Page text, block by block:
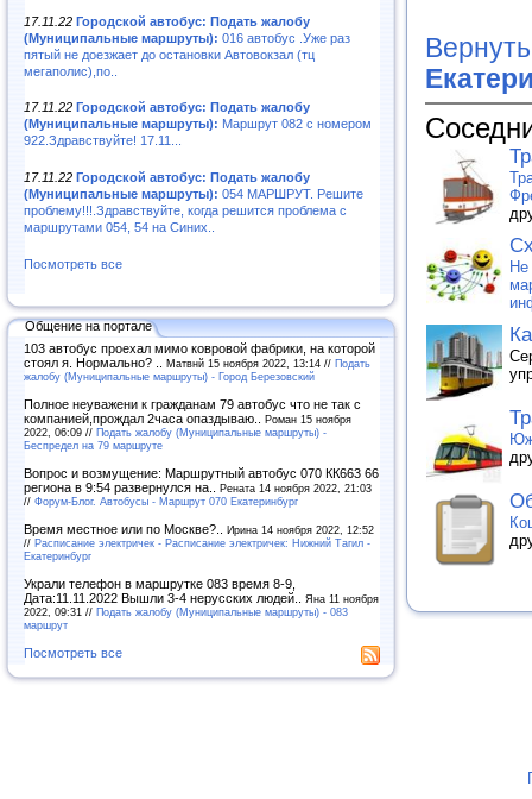
17.11.22 Городской автобус: Подать жалобу
(Муниципальные маршруты): 016 автобус .Уже раз
пятый не доезжает до остановки Автовокзал (тц
мегаполис),по..
17.11.22 Городской автобус: Подать жалобу
(Муниципальные маршруты): Маршрут 082 с номером
922.Здравствуйте! 17.11...
17.11.22 Городской автобус: Подать жалобу
(Муниципальные маршруты): 054 МАРШРУТ. Решите
проблему!!!.Здравствуйте, когда решится проблема с
маршрутами 054, 54 на Синих..
Посмотреть все
Общение на портале
103 автобус проехал мимо ковровой фабрики, на которой
стоял я. Нормально? .. Матвнй 15 ноября 2022, 13:14 // Подать
жалобу (Муниципальные маршруты) - Город Березовский
Полное неуважени к гражданам 79 автобус что не так с
компанией,прождал 2часа опаздываю.. Роман 15 ноября
2022, 06:09 // Подать жалобу (Муниципальные маршруты) -
Беспредел на 79 маршруте
Вопрос и возмущение: Маршрутный автобус 070 КК663 66
региона в 9:54 развернулся на.. Рената 14 ноября 2022, 21:03
// Форум-Блог. Автобусы - Маршрут 070 Екатеринбург
Время местное или по Москве?.. Ирина 14 ноября 2022, 12:52
// Расписание электричек - Расписание электричек: Нижний Тагил -
Екатеринбург
Украли телефон в маршрутке 083 время 8-9,
Дата:11.11.2022 Вышли 3-4 нерусских людей.. Яна 11 ноября
2022, 09:31 // Подать жалобу (Муниципальные маршруты) - 083
маршрут
Посмотреть все
Не